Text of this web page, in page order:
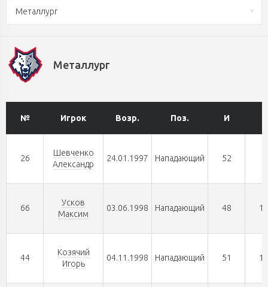
Металлург
Металлург
№ Игрок Возр. Поз. И
26
Шевченко
Александр
24.01.1997 Нападающий 52
66
Усков
Максим
03.06.1998 Нападающий 48 18
44
Козячий
Игорь
04.11.1998 Нападающий 51 11